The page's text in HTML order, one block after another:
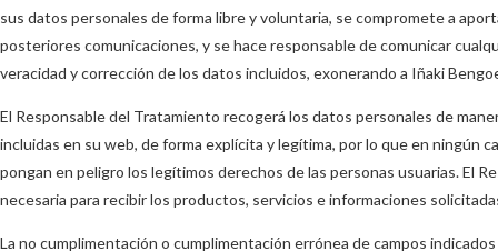
sus datos personales de forma libre y voluntaria, se compromete a
posteriores comunicaciones, y se hace responsable de comunicar
veracidad y corrección de los datos incluidos, exonerando a Iñaki
El Responsable del Tratamiento recogerá los datos personales de
incluidas en su web, de forma explícita y legítima, por lo que en ningún
pongan en peligro los legítimos derechos de las personas usuarias. El
necesaria para recibir los productos, servicios e informaciones
La no cumplimentación o cumplimentación errónea de campos